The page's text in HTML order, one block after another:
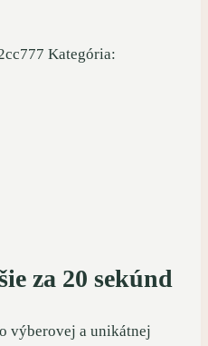
Kategória:
za 20 sekúnd
výberovej a unikátnej